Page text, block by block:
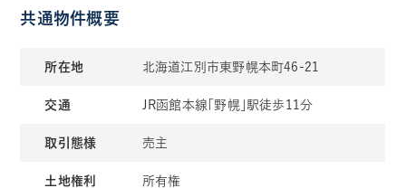
共通物件概要
所在地 北海道江別市東野幌本町46-21
交通 JR函館本線「野幌」駅徒歩11分
取引態様 売主
土地権利 所有権